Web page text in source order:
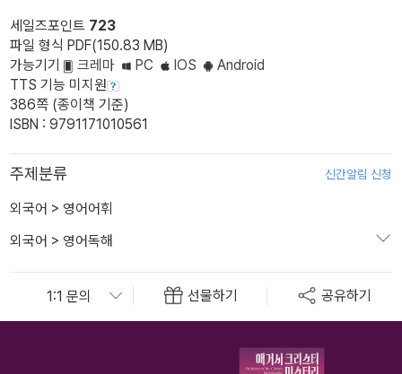
세일즈포인트 723
파일 형식 PDF(150.83 MB)
가능기기
크레마 PC IOS
Android
TTS 기능 미지원
386쪽 (종이책 기준)
ISBN : 9791171010561
주제분류 신간알림 신청
외국어 > 영어어휘
외국어 > 영어독해
선물하기 공유하기